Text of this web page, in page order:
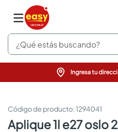
¿Qué estás buscando?
Ingresa tu
:1294041
aplique 1l e27 oslo
pinturas
sanitarios
comedor